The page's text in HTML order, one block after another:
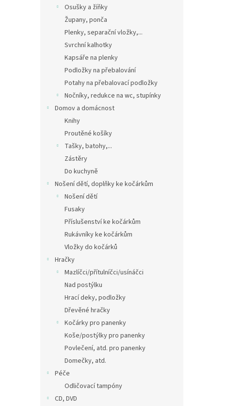
Osušky a žíňky
Župany, ponča
Plenky, separační vložky,...
Svrchní kalhotky
Kapsáře na plenky
Podložky na přebalování
Potahy na přebalovací podložky
Nočníky, redukce na wc, stupínky
Domov a domácnost
Knihy
Proutěné košíky
Tašky, batohy,...
Zástěry
Do kuchyně
Nošení dětí, doplňky ke kočárkům
Nošení dětí
Fusaky
Příslušenství ke kočárkům
Rukávníky ke kočárkům
Vložky do kočárků
Hračky
Mazlíčci/přítulníčci/usínáčci
Nad postýlku
Hrací deky, podložky
Dřevěné hračky
Kočárky pro panenky
Koše/postýlky pro panenky
Povlečení, atd. pro panenky
Domečky, atd.
Péče
Odličovací tampóny
CD, DVD